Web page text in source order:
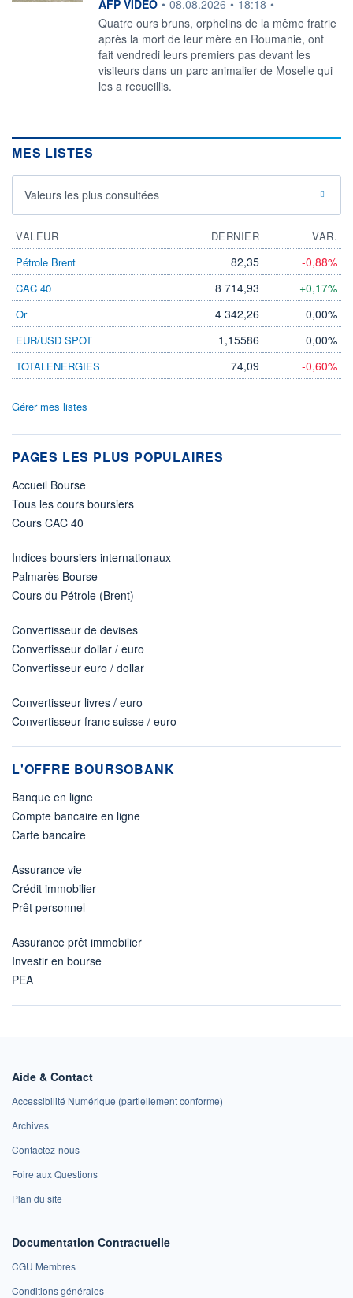
AFP VIDEO • 08.08.2026 • 18:18 •
Quatre ours bruns, orphelins de la même fratrie
après la mort de leur mère en Roumanie, ont
fait vendredi leurs premiers pas devant les
visiteurs dans un parc animalier de Moselle qui
les a recueillis.
MES LISTES
Valeurs les plus consultées
VALEUR DERNIER
VAR.
Pétrole Brent
82,35 -0,88%
CAC 40 8 714,93 +0,17%
Or 4 342,26 0,00%
EUR/USD SPOT 1,15586 0,00%
TOTALENERGIES 74,09 -0,60%
Gérer mes listes
PAGES LES PLUS POPULAIRES
Accueil Bourse
Tous les cours boursiers
Cours CAC 40
Indices boursiers internationaux
Palmarès Bourse
Cours du Pétrole (Brent)
Convertisseur de devises
Convertisseur dollar / euro
Convertisseur euro / dollar
Convertisseur livres / euro
Convertisseur franc suisse / euro
L'OFFRE BOURSOBANK
Banque en ligne
Compte bancaire en ligne
Carte bancaire
Assurance vie
Crédit immobilier
Prêt personnel
Assurance prêt immobilier
Investir en bourse
PEA
Aide & Contact
Accessibilité Numérique (partiellement conforme)
Archives
Contactez-nous
Foire aux Questions
Plan du site
Documentation Contractuelle
CGU Membres
Conditions générales